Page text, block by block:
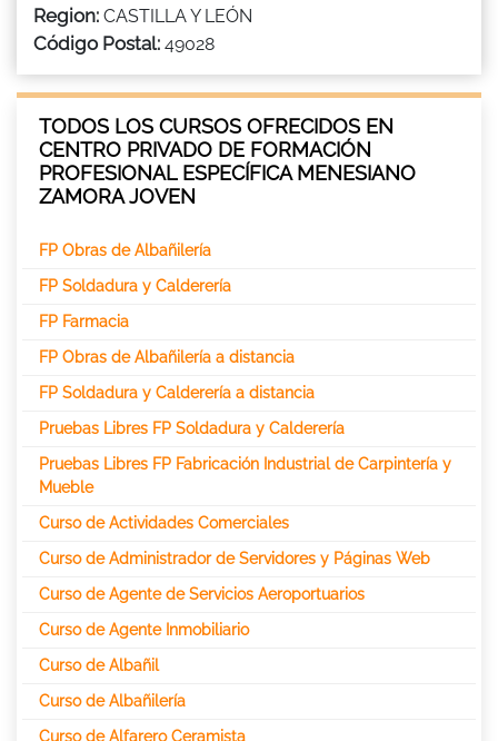
Region: CASTILLA Y LEÓN
Código Postal: 49028
TODOS LOS CURSOS OFRECIDOS EN
CENTRO PRIVADO DE FORMACIÓN
PROFESIONAL ESPECÍFICA MENESIANO
ZAMORA JOVEN
FP Obras de Albañilería
FP Soldadura y Calderería
FP Farmacia
FP Obras de Albañilería a distancia
FP Soldadura y Calderería a distancia
Pruebas Libres FP Soldadura y Calderería
Pruebas Libres FP Fabricación Industrial de Carpintería y
Mueble
Curso de Actividades Comerciales
Curso de Administrador de Servidores y Páginas Web
Curso de Agente de Servicios Aeroportuarios
Curso de Agente Inmobiliario
Curso de Albañil
Curso de Albañilería
Curso de Alfarero Ceramista